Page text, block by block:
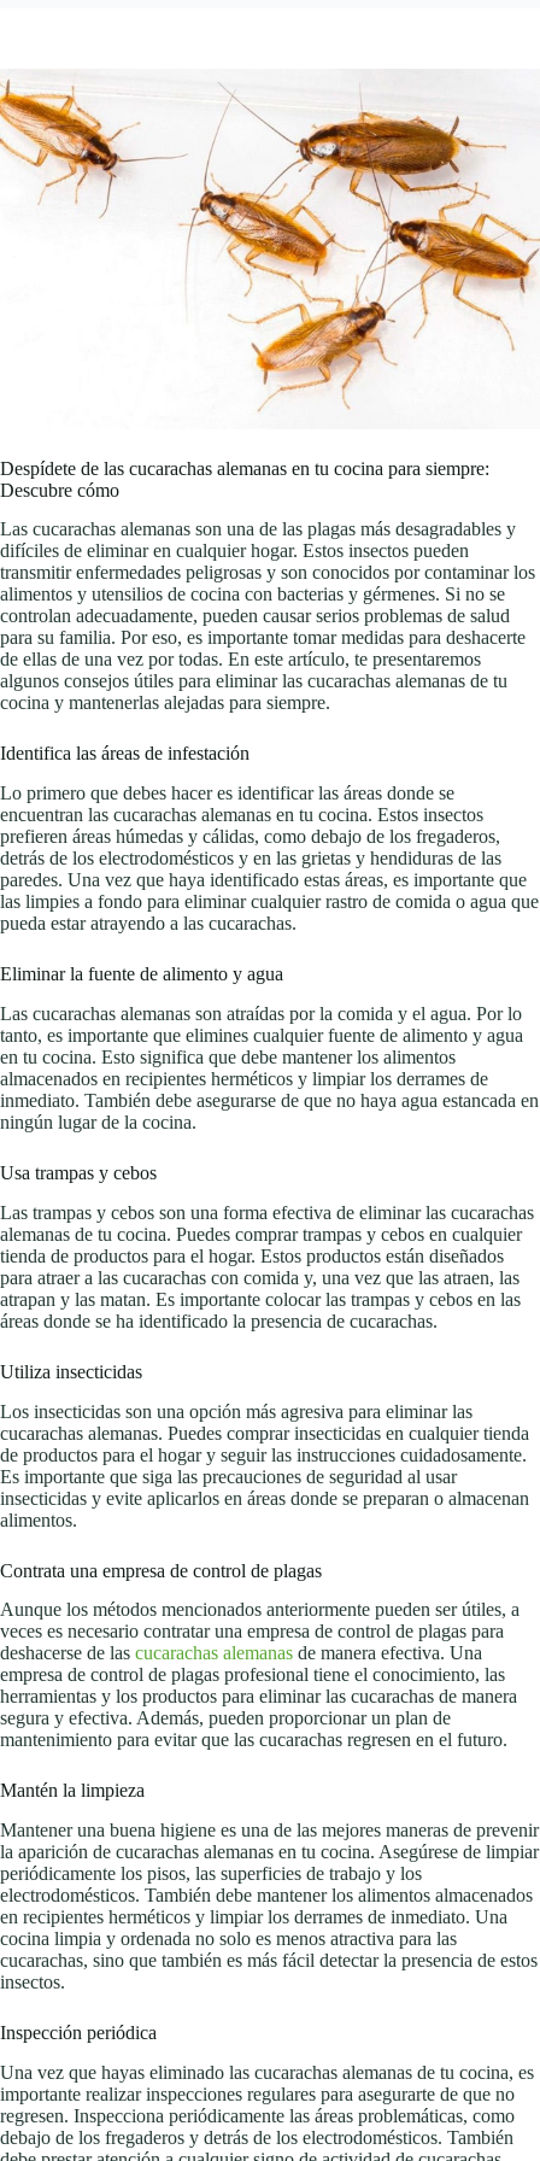
Despídete de las cucarachas alemanas en tu cocina para siempre:
Descubre cómo
Las cucarachas alemanas son una de las plagas más desagradables y
difíciles de eliminar en cualquier hogar. Estos insectos pueden
transmitir enfermedades peligrosas y son conocidos por contaminar los
alimentos y utensilios de cocina con bacterias y gérmenes. Si no se
controlan adecuadamente, pueden causar serios problemas de salud
para su familia. Por eso, es importante tomar medidas para deshacerte
de ellas de una vez por todas. En este artículo, te presentaremos
algunos consejos útiles para eliminar las cucarachas alemanas de tu
cocina y mantenerlas alejadas para siempre.
Identifica las áreas de infestación
Lo primero que debes hacer es identificar las áreas donde se
encuentran las cucarachas alemanas en tu cocina. Estos insectos
prefieren áreas húmedas y cálidas, como debajo de los fregaderos,
detrás de los electrodomésticos y en las grietas y hendiduras de las
paredes. Una vez que haya identificado estas áreas, es importante que
las limpies a fondo para eliminar cualquier rastro de comida o agua que
pueda estar atrayendo a las cucarachas.
Eliminar la fuente de alimento y agua
Las cucarachas alemanas son atraídas por la comida y el agua. Por lo
tanto, es importante que elimines cualquier fuente de alimento y agua
en tu cocina. Esto significa que debe mantener los alimentos
almacenados en recipientes herméticos y limpiar los derrames de
inmediato. También debe asegurarse de que no haya agua estancada en
ningún lugar de la cocina.
Usa trampas y cebos
Las trampas y cebos son una forma efectiva de eliminar las cucarachas
alemanas de tu cocina. Puedes comprar trampas y cebos en cualquier
tienda de productos para el hogar. Estos productos están diseñados
para atraer a las cucarachas con comida y, una vez que las atraen, las
atrapan y las matan. Es importante colocar las trampas y cebos en las
áreas donde se ha identificado la presencia de cucarachas.
Utiliza insecticidas
Los insecticidas son una opción más agresiva para eliminar las
cucarachas alemanas. Puedes comprar insecticidas en cualquier tienda
de productos para el hogar y seguir las instrucciones cuidadosamente.
Es importante que siga las precauciones de seguridad al usar
insecticidas y evite aplicarlos en áreas donde se preparan o almacenan
alimentos.
Contrata una empresa de control de plagas
Aunque los métodos mencionados anteriormente pueden ser útiles, a
veces es necesario contratar una empresa de control de plagas para
deshacerse de las cucarachas alemanas de manera efectiva. Una
empresa de control de plagas profesional tiene el conocimiento, las
herramientas y los productos para eliminar las cucarachas de manera
segura y efectiva. Además, pueden proporcionar un plan de
mantenimiento para evitar que las cucarachas regresen en el futuro.
Mantén la limpieza
Mantener una buena higiene es una de las mejores maneras de prevenir
la aparición de cucarachas alemanas en tu cocina. Asegúrese de limpiar
periódicamente los pisos, las superficies de trabajo y los
electrodomésticos. También debe mantener los alimentos almacenados
en recipientes herméticos y limpiar los derrames de inmediato. Una
cocina limpia y ordenada no solo es menos atractiva para las
cucarachas, sino que también es más fácil detectar la presencia de estos
insectos.
Inspección periódica
Una vez que hayas eliminado las cucarachas alemanas de tu cocina, es
importante realizar inspecciones regulares para asegurarte de que no
regresen. Inspecciona periódicamente las áreas problemáticas, como
debajo de los fregaderos y detrás de los electrodomésticos. También